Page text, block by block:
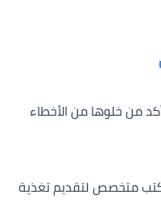
من خلوها من الأخطاء
متخصص لتقديم تغذية